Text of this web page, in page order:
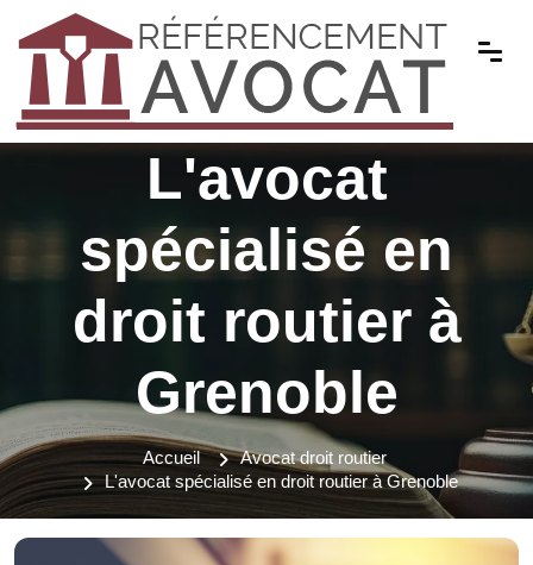
L'avocat
spécialisé en
droit routier à
Grenoble
Accueil
Avocat droit routier
L'avocat spécialisé en droit routier à Grenoble